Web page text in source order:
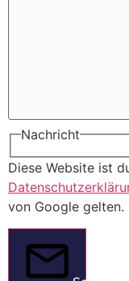
Nachricht
Diese Website ist
von Google gelten.